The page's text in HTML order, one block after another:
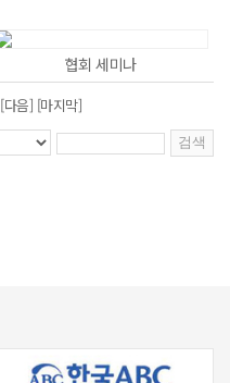
협회 세미나
[다음] [마지막]